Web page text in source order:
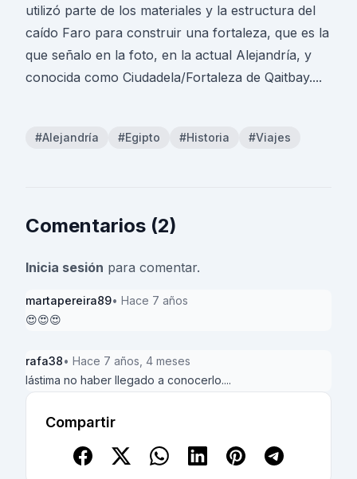
utilizó parte de los materiales y la estructura del
caído Faro para construir una fortaleza, que es la
que señalo en la foto, en la actual Alejandría, y
conocida como Ciudadela/Fortaleza de Qaitbay....
#Alejandría #Egipto #Historia #Viajes
Comentarios (2)
Inicia sesión para comentar.
martapereira89• Hace 7 años
😍😍😍
rafa38• Hace 7 años, 4 meses
lástima no haber llegado a conocerlo....
Compartir